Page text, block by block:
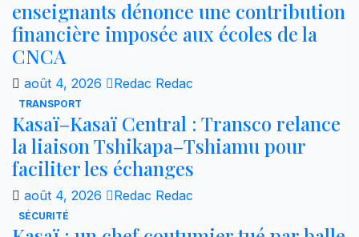
enseignants dénonce une contribution
financière imposée aux écoles de la
CNCA
août 4, 2026 Redac Redac
TRANSPORT
Kasaï–Kasaï Central : Transco relance
la liaison Tshikapa–Tshiamu pour
faciliter les échanges
août 4, 2026 Redac Redac
SÉCURITÉ